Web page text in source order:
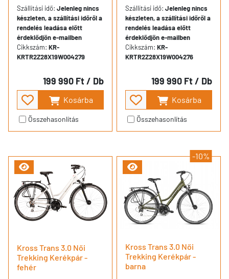
Szállítási idő: Jelenleg nincs
készleten, a szállítási időről a
rendelés leadása előtt
érdeklődjön e-mailben
Cikkszám: KR-
KRTR2Z28X19W004279
199 990 Ft/ Db
Kosárba
Összehasonlítás
Szállítási idő: Jelenleg nincs
készleten, a szállítási időről a
rendelés leadása előtt
érdeklődjön e-mailben
Cikkszám: KR-
KRTR2Z28X19W004276
199 990 Ft/ Db
Kosárba
Összehasonlítás
Kross Trans 3.0 Női
Trekking Kerékpár -
fehér
-10%
Kross Trans 3.0 Női
Trekking Kerékpár -
barna